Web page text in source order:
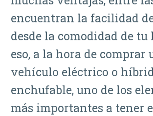
encuentran la facilidad
desde la comodidad de tu
eso, a la hora de comprar
vehículo eléctrico o
enchufable, uno de los
más importantes a tener